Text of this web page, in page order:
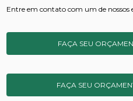
Entre em contato com um de nossos
FAÇA SEU
FAÇA SEU